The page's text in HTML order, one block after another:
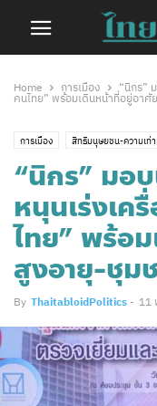
Home การเมือง
“นิกร”
คนไทย” พร้อมเดินหน้าที่อยู่อา
การเมือง สิทธิมนุษยชน-ความเท่
“นิกร” มอ
หนุนเร่งเค
ไทย” พร้อ
สูงอายุ-ชุม
By ThaitabloidPolitics - 11